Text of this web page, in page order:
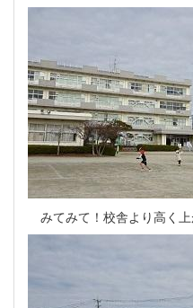
みてみて！校舎より高く上